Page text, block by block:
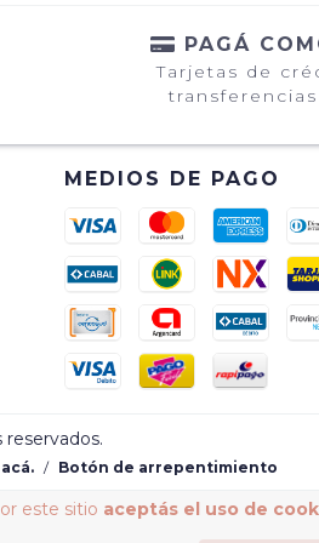
este sitio aceptás el uso de
PAGÁ
Tarjetas de
MEDIOS DE PAGO
reservados.
/ Botón de arrepentimiento